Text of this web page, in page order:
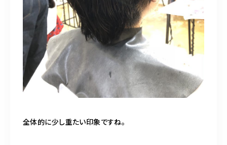
全体的に少し重たい印象ですね。